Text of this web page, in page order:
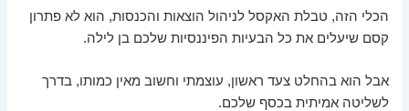
הכלי הזה, טבלת האקסל לניהול הוצאות והכנסות, הוא לא פתרון
קסם שיעלים את כל הבעיות הפיננסיות שלכם בן לילה.
אבל הוא בהחלט צעד ראשון, עוצמתי וחשוב מאין כמותו, בדרך
לשליטה אמיתית בכסף שלכם.